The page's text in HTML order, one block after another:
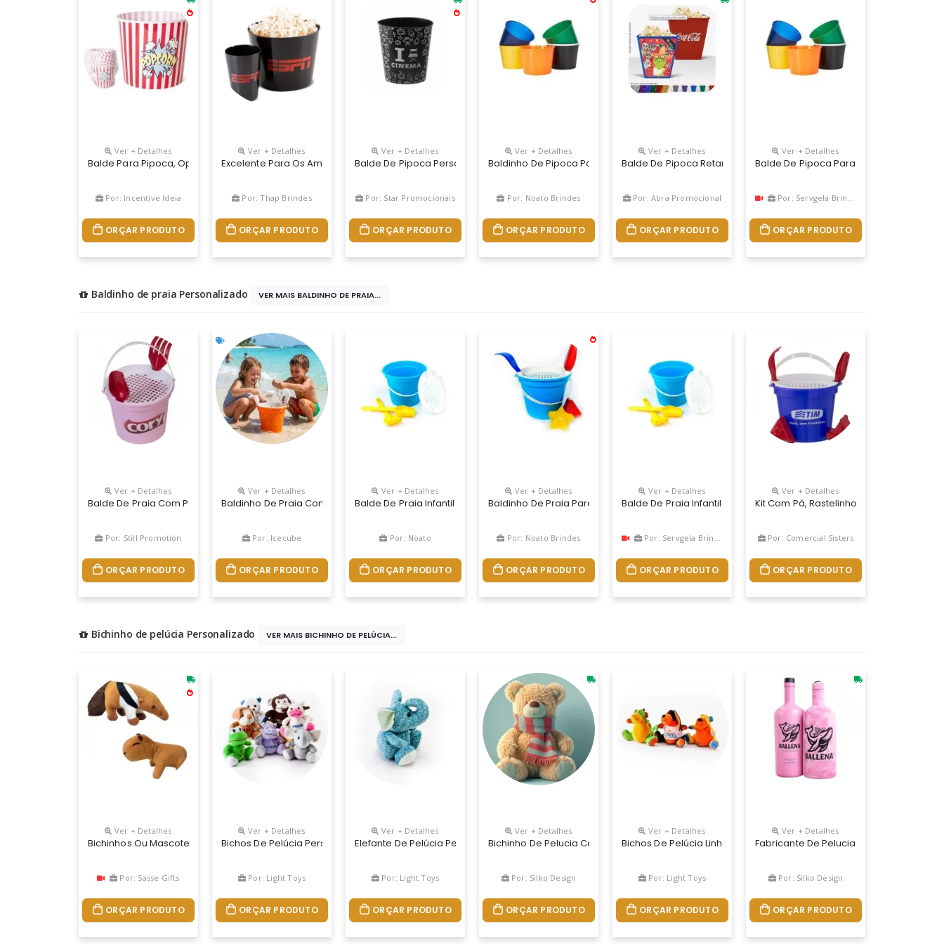
Ver + Detalhes
Balde Para Pipoca, Opções De Tamanho 1, 5 Litros - 2.5 Litros - 3. Litros
Por: Incentive Ideia
ORÇAR PRODUTO
Ver + Detalhes
Excelente Para Os Amantes De Um Bom Filme. Personalização Em 360 Graus Ou Sem Silk. Diversas Capacidades.
Por: Thap Brindes
ORÇAR PRODUTO
Ver + Detalhes
Balde De Pipoca Personalizado Sem Tampa.
Por: Star Promocionais
ORÇAR PRODUTO
Ver + Detalhes
Baldinho De Pipoca Para Personalizar, Material Polipropileno, Medidas 16,5cm De Altura X 21,5cm
Por: Noato Brindes
ORÇAR PRODUTO
Ver + Detalhes
Balde De Pipoca Retangular, Fabricado Em Pp Atóxico Estilo Retrô,
Por: Abra Promocional
ORÇAR PRODUTO
Ver + Detalhes
Balde De Pipoca Para Personalizar A
Por: Servgela Brindes
ORÇAR PRODUTO
Baldinho de praia Personalizado VER MAIS BALDINHO DE PRAIA...
Ver + Detalhes
Balde De Praia Com Pazinha, Rastelo E Peneira, Capacidade 1 Litro, Tamanho: Altura - 18cm X Diâmetro Boca - 14cm X Diâmetro Fundo - 10cm
Por: Still Promotion
ORÇAR PRODUTO
Ver + Detalhes
Baldinho De Praia Com Alça Produzido Em Polipropileno, Com Capacidade De 1,0 Litro E Peso Aproximado De 91 Gramas, Acompanhado De Acessórios
Por: Icecube
ORÇAR PRODUTO
Ver + Detalhes
Balde De Praia Infantil Personalizado Para Brindes. Colorido E Divertido A Diversão Da Criança Está Garantida. Com Baixo
Por: Noato
ORÇAR PRODUTO
Ver + Detalhes
Baldinho De Praia Para Personalizar, Perfeito Para Quem Quer Associar Sua Marca A Momentos
Por: Noato Brindes
ORÇAR PRODUTO
Ver + Detalhes
Balde De Praia Infantil Personalizado Para Brindes. Colorido E
Por: Servgela Brindes
ORÇAR PRODUTO
Ver + Detalhes
Kit Com Pá, Rastelinho, Redinha E Duas
Por: Comercial Sisters
ORÇAR PRODUTO
Bichinho de pelúcia Personalizado VER MAIS BICHINHO DE PELÚCIA...
Ver + Detalhes
Bichinhos Ou Mascotes Em Pelucia Com 20cm De Altura, Desenvolvidos De Acordo Com A Sua Necessidade.
Por: Sasse Gifts
ORÇAR PRODUTO
Ver + Detalhes
Bichos De Pelúcia Personalize Com A Sua Marca
Por: Light Toys
ORÇAR PRODUTO
Ver + Detalhes
Elefante De Pelúcia Personalização Direto No Tecido
Por: Light Toys
ORÇAR PRODUTO
Ver + Detalhes
Bichinho De Pelucia Com Projetos Exclusivos,fabricaÇÂo Propria.
Por: Silko Design
ORÇAR PRODUTO
Ver + Detalhes
Bichos De Pelúcia Linha Gordinos
Por: Light Toys
ORÇAR PRODUTO
Ver + Detalhes
Fabricante De Pelucia Personalizada
Por: Silko Design
ORÇAR PRODUTO